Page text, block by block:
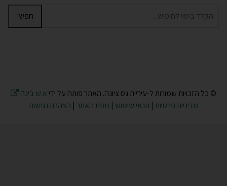
חפש!
© כל הזכויות שמורות ל-עיריית נס ציונה. האתר פותח על ידי א.ש בינה
מדיניות פרטיות | תנאי שימוש | מפת האתר | הצהרת נגישות